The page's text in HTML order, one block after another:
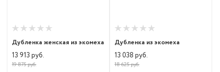
Дубленка женская из экомеха
13 913 руб.
19 875 руб.
Дубленка из экомеха
13 038 руб.
18 625 руб.